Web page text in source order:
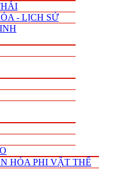
- LỊCH SỬ
HÓA PHI VẬT THỂ